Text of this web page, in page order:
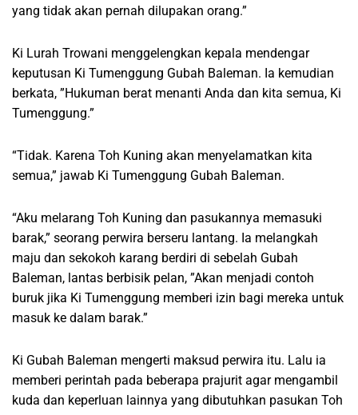
yang tidak akan pernah dilupakan orang.”
Ki Lurah Trowani menggelengkan kepala mendengar
keputusan Ki Tumenggung Gubah Baleman. Ia kemudian
berkata, ”Hukuman berat menanti Anda dan kita semua, Ki
Tumenggung.”
“Tidak. Karena Toh Kuning akan menyelamatkan kita
semua,” jawab Ki Tumenggung Gubah Baleman.
“Aku melarang Toh Kuning dan pasukannya memasuki
barak,” seorang perwira berseru lantang. Ia melangkah
maju dan sekokoh karang berdiri di sebelah Gubah
Baleman, lantas berbisik pelan, ”Akan menjadi contoh
buruk jika Ki Tumenggung memberi izin bagi mereka untuk
masuk ke dalam barak.”
Ki Gubah Baleman mengerti maksud perwira itu. Lalu ia
memberi perintah pada beberapa prajurit agar mengambil
kuda dan keperluan lainnya yang dibutuhkan pasukan Toh